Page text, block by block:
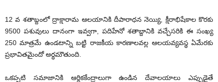
12 వ శతాబ్దంలో ద్రాక్షారామ ఆలయానికి దీపారాధన నెయ్యి, క్షీరాభిషేకాల కొరకు
9500 పశువులు దానంగా ఇవ్వగా, పదిహేనో శతాబ్దానికి వచ్చేసరికి ఈ సంఖ్య
250 మాత్రమే ఉండటాన్ని బట్టి రాజకీయ కారణాలవల్ల ఆలయవ్యవస్థ ఏమేరకు
ప్రభావితమైందో అర్ధమౌతుంది.
ఒకప్పటి సమాజానికి ఆర్ధికకేంద్రాలుగా ఉండిన దేవాలయాలు ఎప్పుడైతే